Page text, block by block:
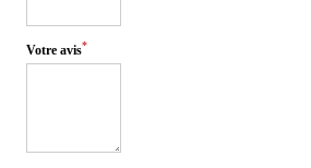
Votre avis*